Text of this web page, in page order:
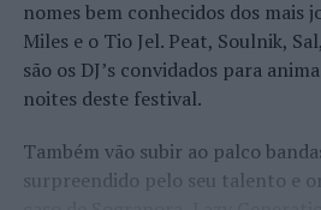
nomes bem conhecidos dos mais
Miles e o Tio Jel. Peat, Soulnik,
são os DJ’s convidados para
noites deste festival.
Também vão subir ao palco
surpreendido pelo seu talento e